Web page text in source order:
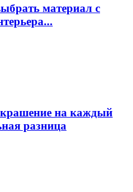
материал с
на каждый
разница